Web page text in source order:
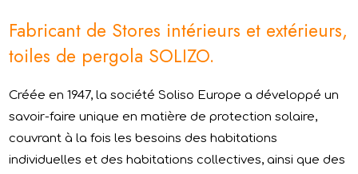
Fabricant de Stores intérieurs et extérieurs,
toiles de pergola SOLIZO.
Créée en 1947, la société Soliso Europe a développé un
savoir-faire unique en matière de protection solaire,
couvrant à la fois les besoins des habitations
individuelles et des habitations collectives, ainsi que des